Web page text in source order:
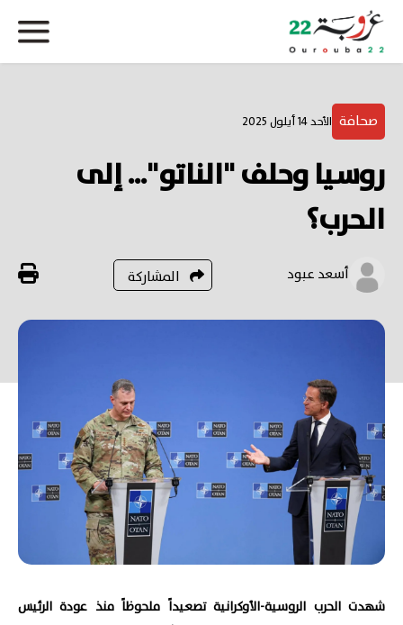
صحافة الأحد 14 أيلول 2025
روسيا وحلف "الناتو"... إلى
الحرب؟
أسعد عبود المشاركة
شهدت الحرب الروسية-الأوكرانية تصعيداً ملحوظاً منذ عودة الرئيس